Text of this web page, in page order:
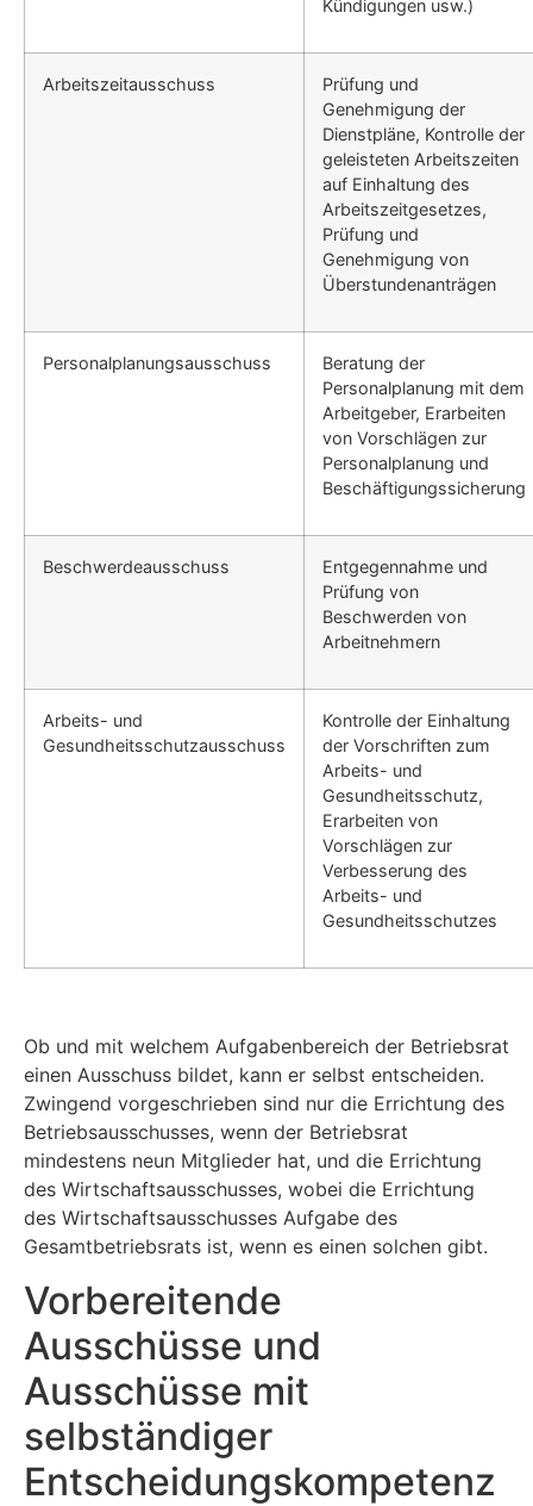
Kündigungen usw.)
Arbeitszeitausschuss
Prüfung und
Genehmigung der
Dienstpläne, Kontrolle der
geleisteten Arbeitszeiten
auf Einhaltung des
Arbeitszeitgesetzes,
Prüfung und
Genehmigung von
Überstundenanträgen
Personalplanungsausschuss
Beratung der
Personalplanung mit dem
Arbeitgeber, Erarbeiten
von Vorschlägen zur
Personalplanung und
Beschäftigungssicherung
Beschwerdeausschuss
Entgegennahme und
Prüfung von
Beschwerden von
Arbeitnehmern
Arbeits- und
Gesundheitsschutzausschuss
Kontrolle der Einhaltung
der Vorschriften zum
Arbeits- und
Gesundheitsschutz,
Erarbeiten von
Vorschlägen zur
Verbesserung des
Arbeits- und
Gesundheitsschutzes
Ob und mit welchem Aufgabenbereich der Betriebsrat
einen Ausschuss bildet, kann er selbst entscheiden.
Zwingend vorgeschrieben sind nur die Errichtung des
Betriebsausschusses, wenn der Betriebsrat
mindestens neun Mitglieder hat, und die Errichtung
des Wirtschaftsausschusses, wobei die Errichtung
des Wirtschaftsausschusses Aufgabe des
Gesamtbetriebsrats ist, wenn es einen solchen gibt.
Vorbereitende
Ausschüsse und
Ausschüsse mit
selbständiger
Entscheidungskompetenz